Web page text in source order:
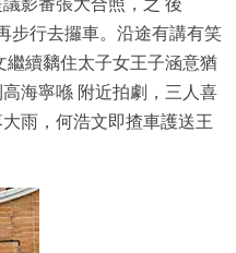
影番張大合照，之 後
步行去攞車。沿途有講有笑
續黐住太子女王子涵意猶
海寧喺 附近拍劇，三人喜
雨，何浩文即揸車護送王